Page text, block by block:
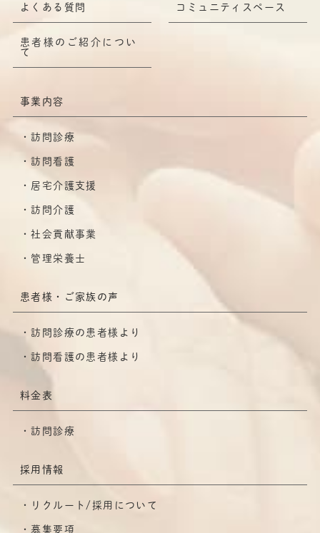
よくある質問 コミュニティスペース
患者様のご紹介につい
て
事業内容
訪問診療
訪問看護
居宅介護支援
訪問介護
社会貢献事業
管理栄養士
患者様・ご家族の声
訪問診療の患者様より
訪問看護の患者様より
料金表
訪問診療
採用情報
リクルート/採用について
募集要項